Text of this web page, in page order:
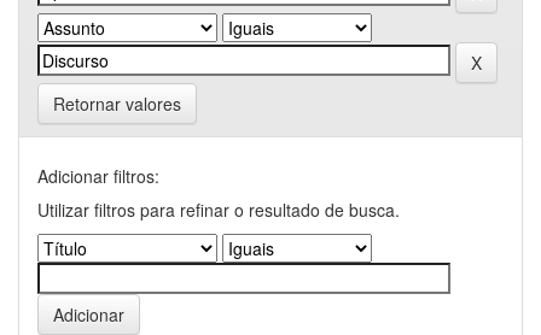
Retornar valores
Adicionar filtros:
Utilizar filtros para refinar o resultado de busca.